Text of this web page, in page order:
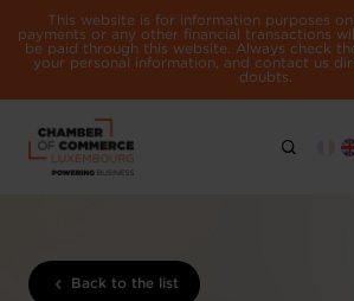
This website is for information purposes
payments or any other financial transactions
be paid through this website. Always check
your personal information, and contact us
doubts.
Back to the list